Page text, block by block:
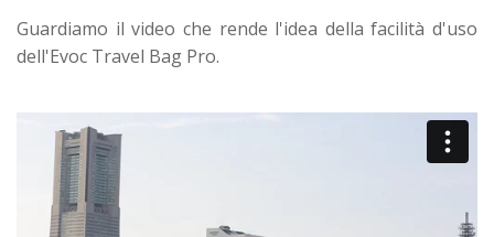
Guardiamo il video che rende l'idea della facilità d'uso
dell'Evoc Travel Bag Pro.